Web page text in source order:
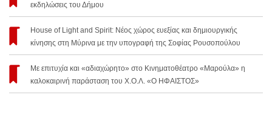
εκδηλώσεις του Δήμου
House of Light and Spirit: Νέος χώρος ευεξίας και δημιουργικής
κίνησης στη Μύρινα με την υπογραφή της Σοφίας Ρουσοπούλου
Με επιτυχία και «αδιαχώρητο» στο Κινηματοθέατρο «Μαρούλα» η
καλοκαιρινή παράσταση του Χ.Ο.Λ. «Ο ΗΦΑΙΣΤΟΣ»